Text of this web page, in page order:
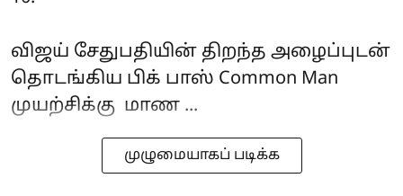
விஜய் சேதுபதியின் திறந்த அழைப்புடன்
தொடங்கிய பிக் பாஸ் Common Man
முயற்சிக்கு மாண ...
முழுமையாகப் படிக்க